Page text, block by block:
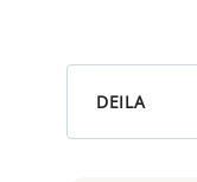
DEILA